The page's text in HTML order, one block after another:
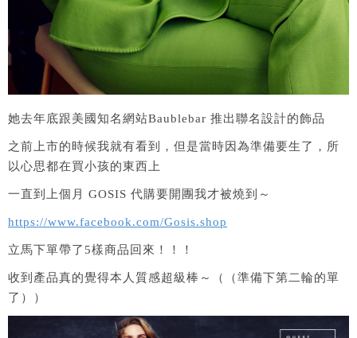
她去年底跟美國知名網站Baublebar 推出聯名設計的飾品
之前上市的時候我就有看到，但是當時因為準備要生了，所
以心思都在買小孩的東西上
一直到上個月 GOSIS 代購要開團我才被燒到～
https://www.facebook.com/Gosis.shop
立馬下單帶了5樣商品回來！！！
收到產品真的覺得本人質感超級棒～（（準備下第二輪的單
了））